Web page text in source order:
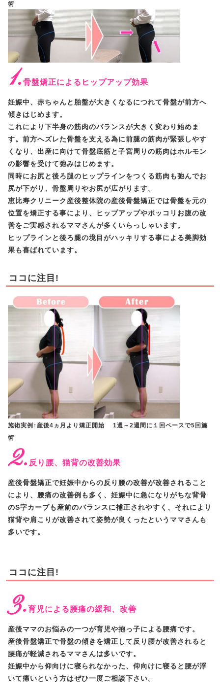
術
1.骨盤矯正によるヒップアップ効果
妊娠中、赤ちゃんと胎盤が大きくなるにつれて骨盤が前方へ
傾きはじめます。
これにより下半身の筋肉のバランスが大きく変わり始めま
す。前方へズレた骨盤を支える為に前腿の筋肉が緊張しやす
くなり、出産に向けて骨盤底筋と子宮周りの筋肉はホルモン
の影響を受けて弛みはじめます。
同時にお尻と後ろ腿のヒップラインをつくる筋肉も弛んでお
尻が下がり、骨盤周りやお尻が広がります。
恵比寿クリニーク産後整体院の産後骨盤矯正では骨盤を元の
位置を矯正する事により、ヒップアップやポッコリお腹の改
善をご実感されるママさんが多くいらっしゃいます。
ヒップラインと後ろ腿の境目がハッキリする事による美脚効
果も喜ばれています。
ココに注目!
施術実例↑産後4ヵ月より矯正開始 1週～2週間に１回ペースで5回施
術
2. 反り腰、猫背の改善効果
産後骨盤矯正で妊娠中からの反り腰の改善が改善されること
により、腰痛の改善例も多く、妊娠中に急になりがちな背骨
のS字カーブも産前のバランスに補正されやすく、それにより
猫背や肩こりが改善されて姿勢が良くったというママさんも
多いです。
ココに注目!
3. 育児による腰痛の緩和、改善
産後ママのお悩みの一つが育児や抱っ子による腰痛です。
産後骨盤矯正で骨盤の傾きを矯正して反り腰が改善されると
腰痛が軽減されるママさんは多いです。
妊娠中から仰向けに寝られなかった、仰向けに寝ると腰が浮
いて痛いという方はぜひ一度ご相談下さい。